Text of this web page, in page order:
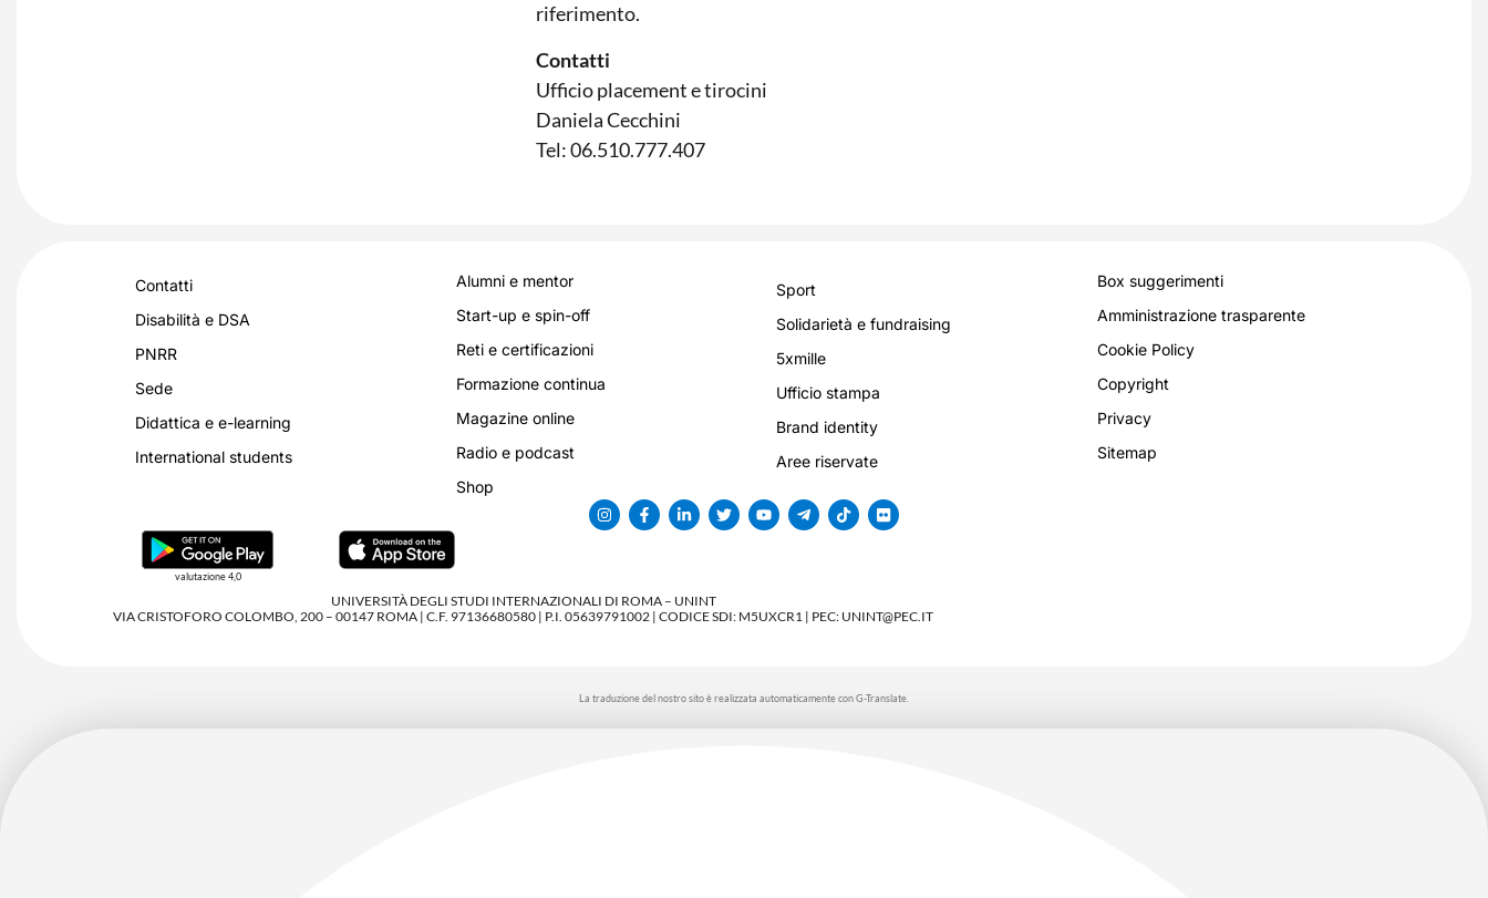
riferimento.
Contatti
Ufficio placement e tirocini
Daniela Cecchini
Tel: 06.510.777.407
Contatti
Disabilità e DSA
PNRR
Sede
Didattica e e-learning
International students
Alumni e mentor
Start-up e spin-off
Reti e certificazioni
Formazione continua
Magazine online
Radio e podcast
Shop
Sport
Solidarietà e fundraising
5xmille
Ufficio stampa
Brand identity
Aree riservate
Box suggerimenti
Amministrazione trasparente
Cookie Policy
Copyright
Privacy
Sitemap
valutazione 4,0
UNIVERSITÀ DEGLI STUDI INTERNAZIONALI DI ROMA – UNINT
VIA CRISTOFORO COLOMBO, 200 – 00147 ROMA | C.F. 97136680580 | P.I. 05639791002 | CODICE SDI: M5UXCR1 | PEC: UNINT@PEC.IT
La traduzione del nostro sito è realizzata automaticamente con G-Translate.